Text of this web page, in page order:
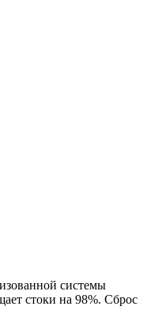
системы
стоки на 98%. Сброс